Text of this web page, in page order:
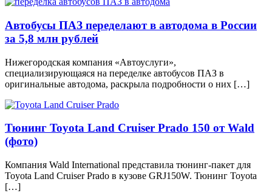
Автобусы ПАЗ переделают в автодома в России
за 5,8 млн рублей
Нижегородская компания «Автоуслуги»,
специализирующаяся на переделке автобусов ПАЗ в
оригинальные автодома, раскрыла подробности о них […]
Тюнинг Toyota Land Cruiser Prado 150 от Wald
(фото)
Компания Wald International представила тюнинг-пакет для
Toyota Land Cruiser Prado в кузове GRJ150W. Тюнинг Toyota
[…]